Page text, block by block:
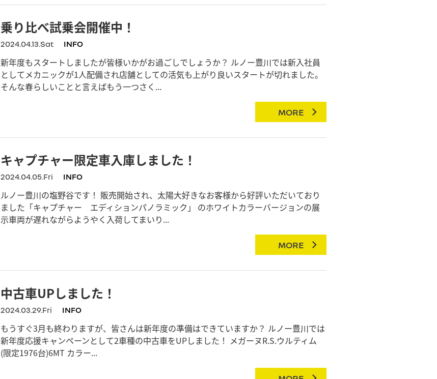
乗り比べ試乗会開催中！
2024.04.13.Sat INFO
新年度もスタートしましたが皆様いかがお過ごしでしょうか？ ルノー豊川では新入社員
としてメカニックが1人配備され店舗としての活気も上がり良いスタートが切れました。
そんな春らしいことと言えばもう一つさく...
MORE
キャプチャー限定車入庫しました！
2024.04.05.Fri INFO
ルノー豊川の塩野谷です！ 販売開始され、太陽大好きなお客様から好評いただいており
ました「キャプチャー エディションパノラミック」 のホワイトカラーバージョンの展
示車両が遅れながらようやく入荷してまいり...
MORE
中古車UPしました！
2024.03.29.Fri INFO
もうすぐ3月も終わりますが、皆さんは新年度の準備はできていますか？ ルノー豊川では
新年度応援キャンペーンとして2車種の中古車をUPしました！ メガーヌR.S.ウルティム
(限定1976台)6MT カラー...